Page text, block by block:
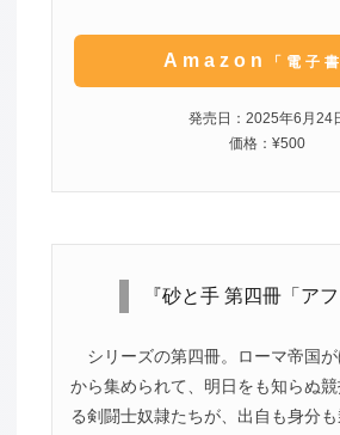
Amazon 「電子
発売日：2025年6月24
価格：¥500
『砂と手 第四冊「アフ
シリーズの第四冊。ローマ帝国
から集められて、明日をも知らぬ
る剣闘士奴隷たちが、出自も身分